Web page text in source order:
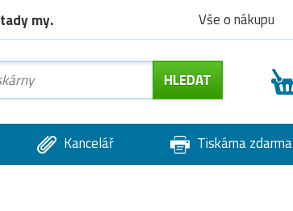
my. Vše o nákupu
Kancelář Tiskárna zdarma